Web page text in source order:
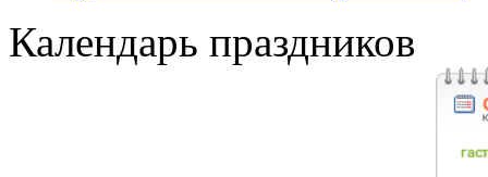
Календарь праздников